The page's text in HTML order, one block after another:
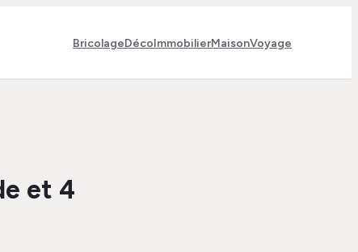
BricolageDécoImmobilierMaisonVoyage
et 4